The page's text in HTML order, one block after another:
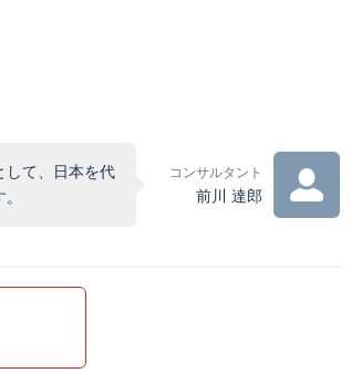
して、日本を代
コンサルタント
前川 達郎